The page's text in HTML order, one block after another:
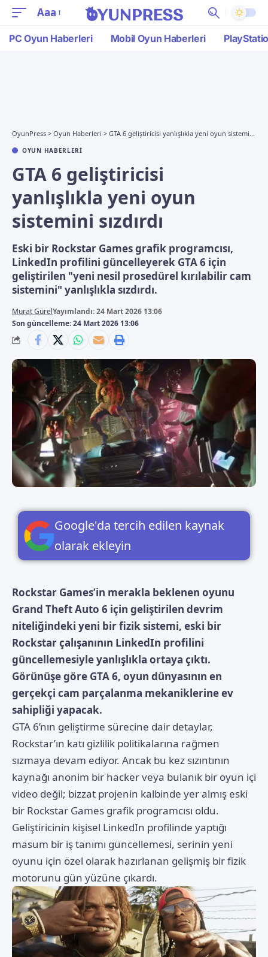
Aaa
PC Oyun Haberleri Mobil Oyun Haberleri
OyunPress > Oyun Haberleri > GTA 6 geliştiricisi yanlışlıkla yeni oyun sistemini sızdırdı
OYUN HABERLERI
GTA 6 geliştiricisi
yanlışlıkla yeni oyun
sistemini sızdırdı
Eski bir Rockstar Games grafik programcısı,
LinkedIn profilini güncelleyerek GTA 6 için
geliştirilen "yeni nesil prosedürel kırılabilir cam
sistemini" yanlışlıkla sızdırdı.
Son güncelleme: 24 Mart 2026 13:06
Murat GürelYayımlandı: 24 Mart 2026 13:06
Google'da tercih edilen kaynak
olarak ekleyin
Rockstar Games’in merakla beklenen oyunu
Grand Theft Auto 6 için geliştirilen devrim
niteliğindeki yeni bir fizik sistemi, eski bir
Rockstar çalışanının LinkedIn profilini
güncellemesiyle yanlışlıkla ortaya çıktı.
Görünüşe göre GTA 6, oyun dünyasının en
gerçekçi cam parçalanma mekaniklerine ev
sahipliği yapacak.
GTA 6’nın geliştirme sürecine dair detaylar,
Rockstar’ın katı gizlilik politikalarına rağmen
sızmaya devam ediyor. Ancak bu kez sızıntının
kaynağı anonim bir hacker veya bulanık bir oyun içi
video değil; bizzat projenin kalbinde yer almış eski
bir Rockstar Games grafik programcısı oldu.
Geliştiricinin kişisel LinkedIn profilinde yaptığı
masum bir iş tanımı güncellemesi, serinin yeni
oyunu için özel olarak hazırlanan gelişmiş bir fizik
motorunu gün yüzüne çıkardı.